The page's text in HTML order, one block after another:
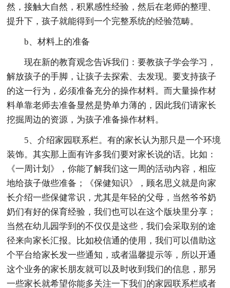
然，接触大自然，积累感性经验，然后在老师的整理、
提升下，孩子就能得到一个完整系统的经验范畴。
b、材料上的准备
现在新的教育观念告诉我们：要教孩子学会学习，
解放孩子的手脚，让孩子去探索、去发现。要支持孩子
的这一行为，必须准备充分的操作材料。而大量操作材
料单靠老师去准备显然是势单力薄的，因此我们请家长
挖掘周边的资源，为孩子准备操作材料。
5、介绍家园联系栏。有的家长认为那只是一个环境
装饰。其实那上面有许多我们要对家长说的话。比如：
《一周计划》，你能了解我们这一周的活动内容，相应
地给孩子做些准备；《保健知识》，顾名思义就是向家
长介绍一些保健常识，尤其是年轻的父母，当然爷爷奶
奶们有好的保育经验，我们也可以在这个版块里分享；
当然在幼儿园学到的不仅仅是这些，我们会采取别的途
径来向家长汇报。比如校信通的使用，我们可以借助这
个平台给家长发一些通知，或者温馨提示等，所以开通
这个业务的家长朋友就可以及时收到我们的信息，那另
一些家长就希望你能多关注一下我们的家园联系栏或者